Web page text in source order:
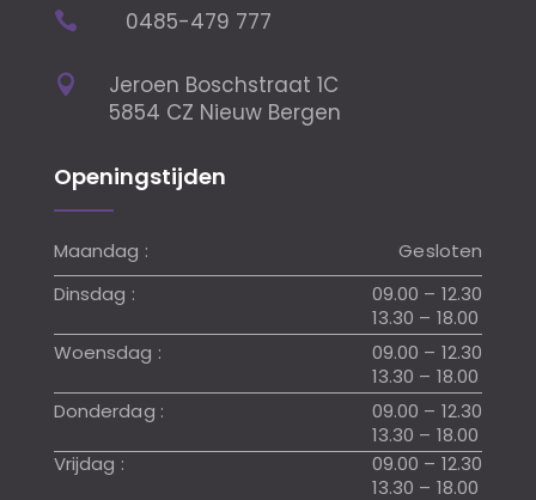
 0485-479 777

Jeroen Boschstraat 1C
5854 CZ Nieuw Bergen
Openingstijden
Maandag :
Gesloten
Dinsdag :
09.00 – 12.30
13.30 – 18.00
Woensdag :
09.00 – 12.30
13.30 – 18.00
Donderdag :
09.00 – 12.30
13.30 – 18.00
Vrijdag :
09.00 – 12.30
13.30 – 18.00